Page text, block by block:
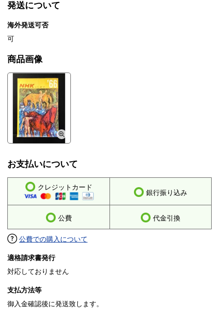
発送について
海外発送可否
可
商品画像
お支払いについて
クレジットカード
銀行振り込み
公費 代金引換
公費での購入について
適格請求書発行
対応しておりません
支払方法等
御入金確認後に発送致します。